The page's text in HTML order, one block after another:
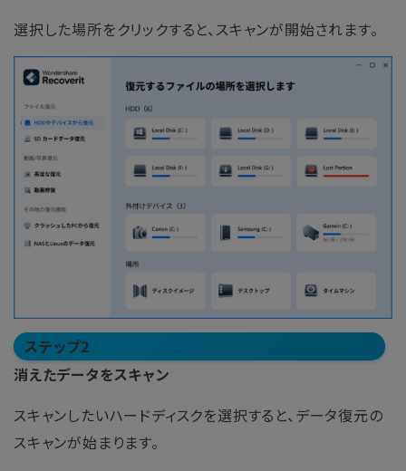
選択した場所をクリックすると、スキャンが開始されます。
ステップ2
消えたデータをスキャン
スキャンしたいハードディスクを選択すると、データ復元の
スキャンが始まります。